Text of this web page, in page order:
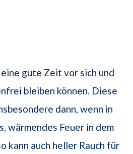
gute Zeit vor sich und
bleiben können. Diese
dann, wenn in
wärmendes Feuer in dem
kann auch heller Rauch für